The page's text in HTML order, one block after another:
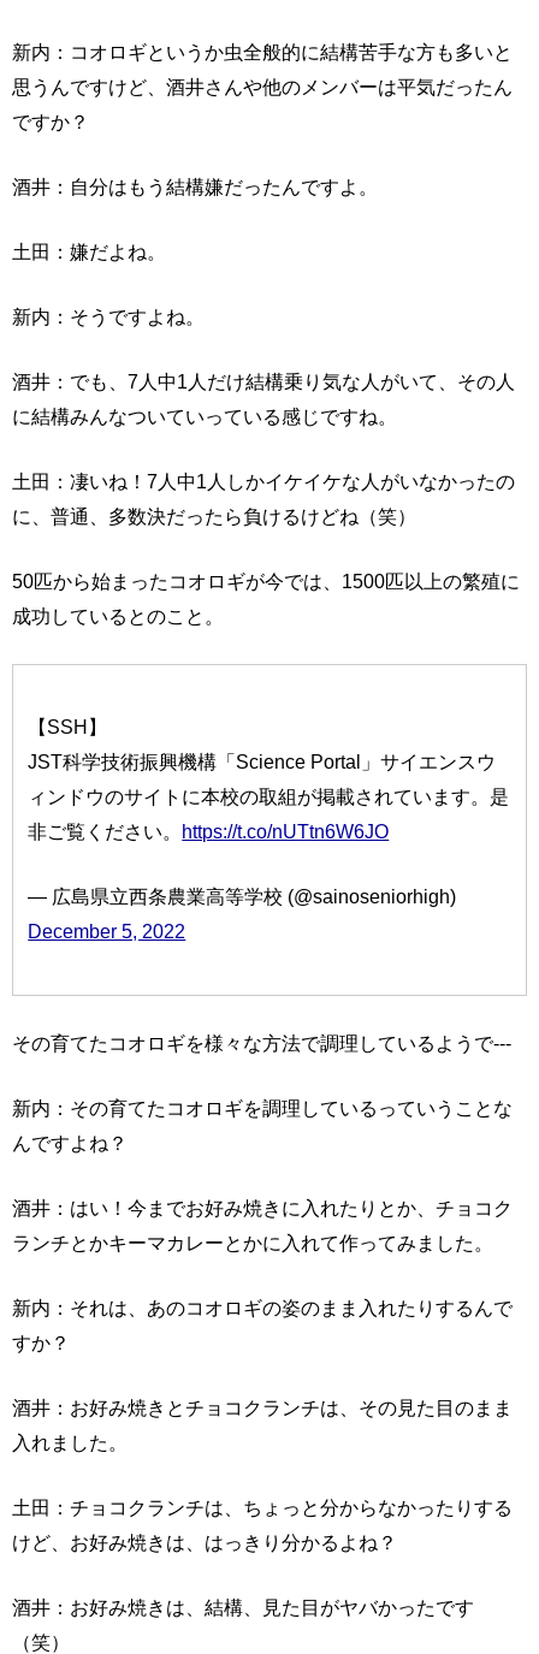
新内：コオロギというか虫全般的に結構苦手な方も多いと
思うんですけど、酒井さんや他のメンバーは平気だったん
ですか？
酒井：自分はもう結構嫌だったんですよ。
土田：嫌だよね。
新内：そうですよね。
酒井：でも、7人中1人だけ結構乗り気な人がいて、その人
に結構みんなついていっている感じですね。
土田：凄いね！7人中1人しかイケイケな人がいなかったの
に、普通、多数決だったら負けるけどね（笑）
50匹から始まったコオロギが今では、1500匹以上の繁殖に
成功しているとのこと。
【SSH】
JST科学技術振興機構「Science Portal」サイエンスウ
ィンドウのサイトに本校の取組が掲載されています。是
非ご覧ください。 https://t.co/nUTtn6W6JO
— 広島県立西条農業高等学校 (@sainoseniorhigh)
December 5, 2022
その育てたコオロギを様々な方法で調理しているようで---
新内：その育てたコオロギを調理しているっていうことな
んですよね？
酒井：はい！今までお好み焼きに入れたりとか、チョコク
ランチとかキーマカレーとかに入れて作ってみました。
新内：それは、あのコオロギの姿のまま入れたりするんで
すか？
酒井：お好み焼きとチョコクランチは、その見た目のまま
入れました。
土田：チョコクランチは、ちょっと分からなかったりする
けど、お好み焼きは、はっきり分かるよね？
酒井：お好み焼きは、結構、見た目がヤバかったです
（笑）